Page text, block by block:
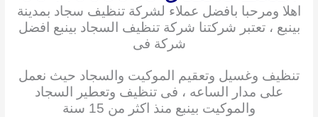
اهلا ومرحبا بافضل عملاء لشركة تنظيف سجاد بمدينة
بينبع ، تعتبر شركتنا شركة تنظيف
السجاد بينبع افضل
شركة فى
تنظيف وغسيل وتعقيم الموكيت والسجاد حيث نعمل
على مدار
الساعه ، فى تنظيف وتعطير السجاد
والموكيت بينبع منذ اكثر من 15 سنة